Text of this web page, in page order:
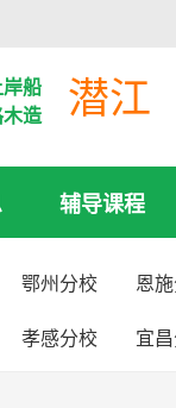
船
造
潜江
辅导课程
鄂州分校 恩
孝感分校 宜